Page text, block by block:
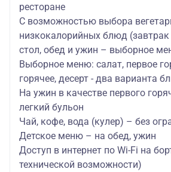
ресторане
С возможностью выбора
низкокалорийных блюд
стол, обед и ужин – выборное
Выборное меню: салат, первое
горячее, десерт - два варианта
На ужин в качестве первого
легкий бульон
Чай, кофе, вода (кулер) – без
Детское меню – на обед, ужин
Доступ в интернет по Wi-Fi на
технической возможности)